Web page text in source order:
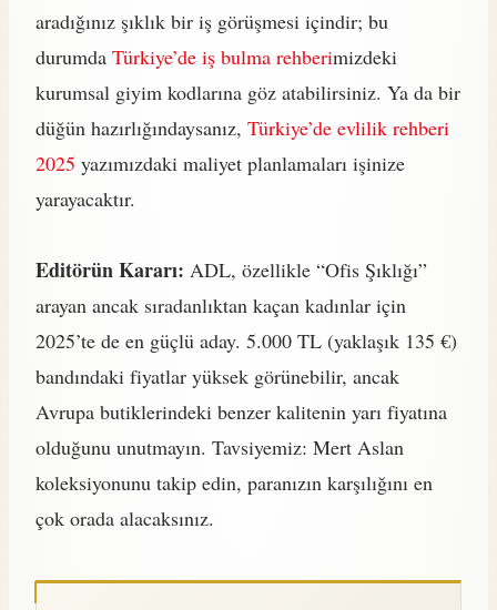
aradığınız şıklık bir iş görüşmesi içindir; bu
durumda Türkiye’de iş bulma rehberimizdeki
kurumsal giyim kodlarına göz atabilirsiniz. Ya da bir
düğün hazırlığındaysanız, Türkiye’de evlilik rehberi
2025 yazımızdaki maliyet planlamaları işinize
yarayacaktır.
Editörün Kararı: ADL, özellikle “Ofis Şıklığı”
arayan ancak sıradanlıktan kaçan kadınlar için
2025’te de en güçlü aday. 5.000 TL (yaklaşık 135 €)
bandındaki fiyatlar yüksek görünebilir, ancak
Avrupa butiklerindeki benzer kalitenin yarı fiyatına
olduğunu unutmayın. Tavsiyemiz: Mert Aslan
koleksiyonunu takip edin, paranızın karşılığını en
çok orada alacaksınız.